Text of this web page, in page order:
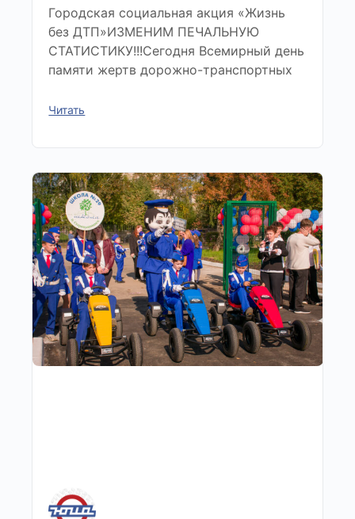
Городская социальная акция «Жизнь
без ДТП»ИЗМЕНИМ ПЕЧАЛЬНУЮ
СТАТИСТИКУ!!!Сегодня Всемирный день
памяти жертв дорожно-транспортных
Читать